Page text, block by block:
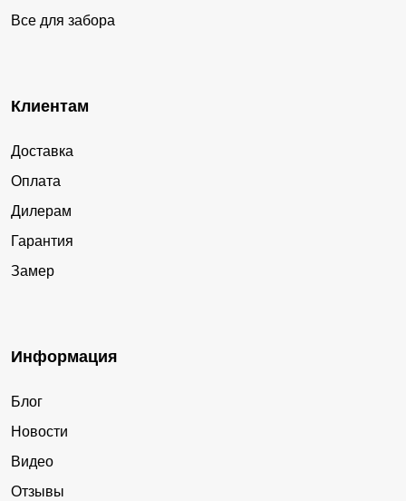
Все для забора
Клиентам
Доставка
Оплата
Дилерам
Гарантия
Замер
Информация
Блог
Новости
Видео
Отзывы